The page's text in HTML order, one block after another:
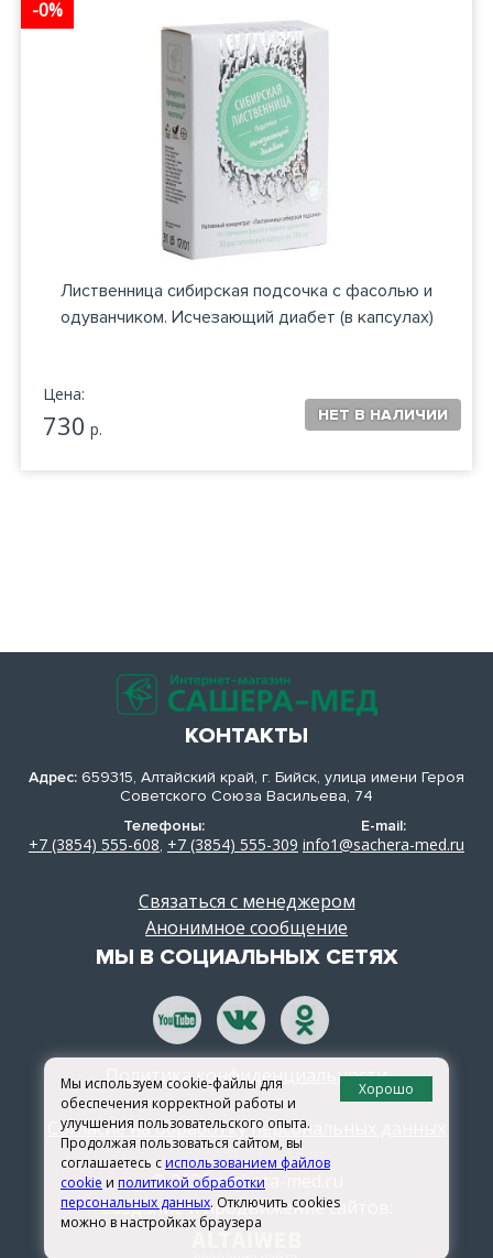
-0%
Лиственница сибирская подсочка с фасолью и
одуванчиком. Исчезающий диабет (в капсулах)
Цена:
730 р.
КОНТАКТЫ
Адрес: 659315, Алтайский край, г. Бийск, улица имени Героя
Советского Союза Васильева, 74
Телефоны:
+7 (3854) 555-608, +7 (3854) 555-309
E-mail:
info1@sachera-med.ru
Связаться с менеджером
Анонимное сообщение
МЫ В СОЦИАЛЬНЫХ СЕТЯХ
Политика конфиденциальности
Согласие на обработку персональных данных
© 2026 sachera-med.ru
Создание и продвижение сайтов:
Мы используем cookie-файлы для
обеспечения корректной работы и
улучшения пользовательского опыта.
Продолжая пользоваться сайтом, вы
соглашаетесь с использованием файлов
cookie и политикой обработки
персональных данных. Отключить cookies
можно в настройках браузера
Хорошо